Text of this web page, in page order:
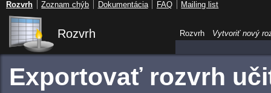
Rozvrh
Exportovať rozvrh
Rozvrh Vytvoriť nový
Rozvrh Zoznam chýb Dokumentácia FAQ Mailing list